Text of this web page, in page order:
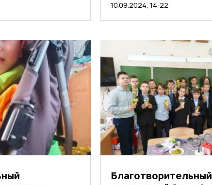
10.09.2024, 14:22
Благотворительный